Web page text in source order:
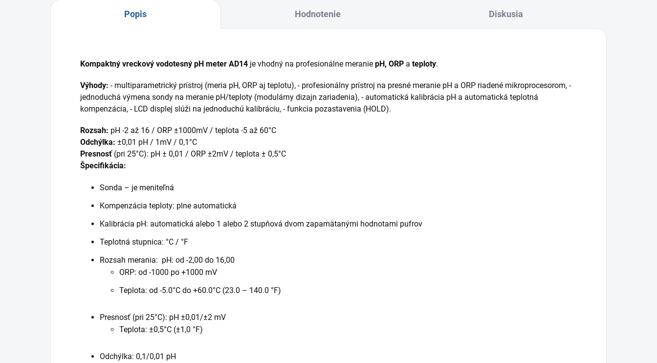
Popis Hodnotenie Diskusia
Kompaktný vreckový vodotesný pH meter AD14 je vhodný na profesionálne meranie pH, ORP a teploty.
Výhody: - multiparametrický prístroj (meria pH, ORP aj teplotu), - profesionálny prístroj na presné meranie pH a ORP riadené mikroprocesorom, -
jednoduchá výmena sondy na meranie pH/teploty (modulárny dizajn zariadenia), - automatická kalibrácia pH a automatická teplotná
kompenzácia, - LCD displej slúži na jednoduchú kalibráciu, - funkcia pozastavenia (HOLD).
Rozsah: pH -2 až 16 / ORP ±1000mV / teplota -5 až 60°C
Odchýlka: ±0,01 pH / 1mV / 0,1°C
Presnosť(pri 25°C): pH ± 0,01 / ORP ±2mV / teplota ± 0,5°C
Špecifikácia:
Sonda – je meniteľná
Kompenzácia teploty: plne automatická
Kalibrácia pH: automatická alebo 1 alebo 2 stupňová dvom zapamätanými hodnotami pufrov
Teplotná stupnica: °C / °F
Rozsah merania: pH: od -2,00 do 16,00
ORP: od -1000 po +1000 mV
Teplota: od -5.0°C do +60.0°C (23.0 – 140.0 °F)
Presnosť (pri 25°C): pH ±0,01/±2 mV
Teplota: ±0,5°C (±1,0 °F)
Odchýlka: 0,1/0,01 pH